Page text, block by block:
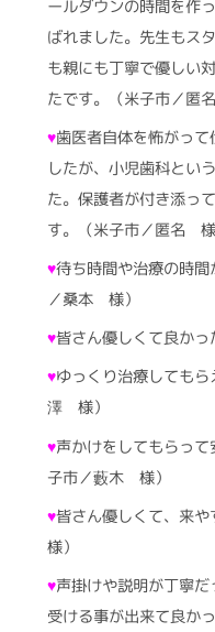
ールダウンの時間を作
ばれました。先生もス
も親にも丁寧で優しい
たです。（米子市／匿
♥歯医者自体を怖がっ
したが、小児歯科とい
た。保護者が付き添っ
す。（米子市／匿名 様
♥待ち時間や治療の時
／桑本 様）
♥皆さん優しくて良か
♥ゆっくり治療しても
澤 様）
♥声かけをしてもらっ
子市／藪木 様）
♥皆さん優しくて、来
様）
♥声掛けや説明が丁寧
受ける事が出来て良か